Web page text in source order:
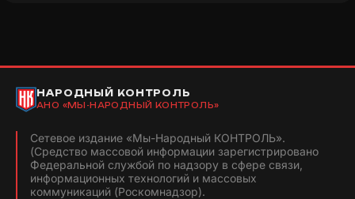
НАРОДНЫЙ КОНТРОЛЬ
АНО «МЫ-НАРОДНЫЙ КОНТРОЛЬ»
Сетевое издание «Мы-Народный КОНТРОЛЬ».
(Средство массовой информации зарегистрировано
Федеральной службой по надзору в сфере связи,
информационных технологий и массовых
коммуникаций (Роскомнадзор).